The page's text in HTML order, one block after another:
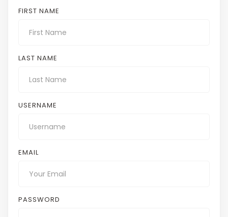
FIRST NAME
LAST NAME
USERNAME
EMAIL
PASSWORD